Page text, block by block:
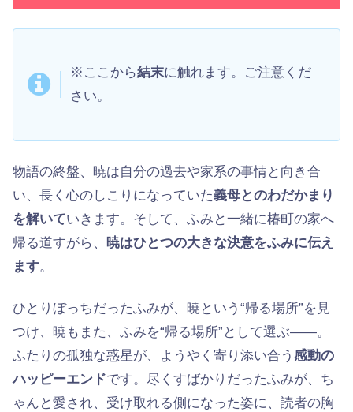
※ここから結末に触れます。ご注意くだ
さい。
物語の終盤、暁は自分の過去や家系の事情と向き合
い、長く心のしこりになっていた義母とのわだかまり
を解いていきます。そして、ふみと一緒に椿町の家へ
帰る道すがら、
暁はひとつの大きな決意をふみに伝え
ます。
ひとりぼっちだったふみが、暁という“帰る場所”を見
つけ、暁もまた、ふみを“帰る場所”として選ぶ——。
ふたりの孤独な惑星が、ようやく寄り添い合う 感動の
ハッピーエンドです。尽くすばかりだったふみが、ち
ゃんと愛され、受け取れる側になった姿に、読者の胸